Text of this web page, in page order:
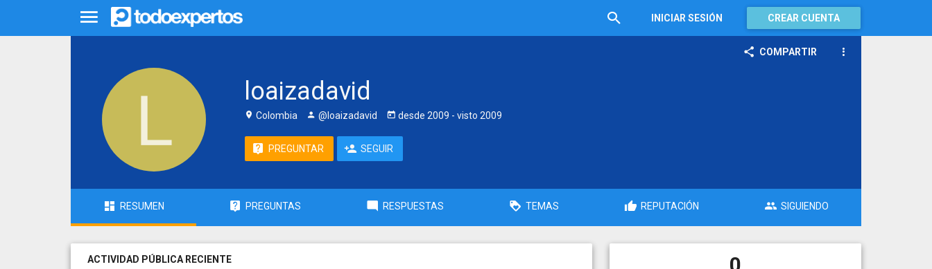
INICIAR SESIÓN CREAR CUENTA
COMPARTIR
loaizadavid
Colombia @loaizadavid desde 2009 - visto 2009
PREGUNTAR SEGUIR
RESUMEN PREGUNTAS RESPUESTAS TEMAS REPUTACIÓN SIGUIENDO
ACTIVIDAD PÚBLICA RECIENTE